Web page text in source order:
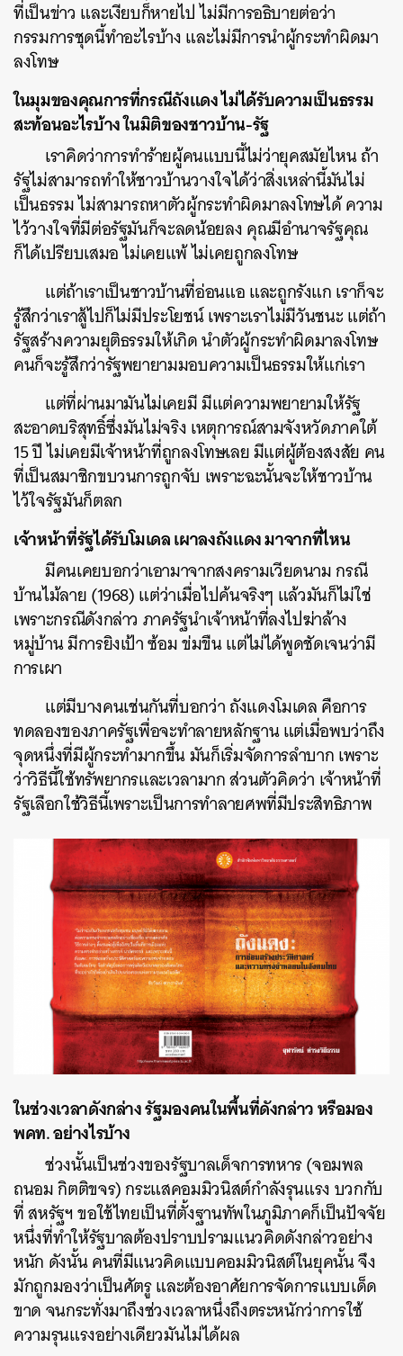
ที่เป็นข่าว และเงียบก็หายไป ไม่มีการอธิบายต่อว่า
กรรมการชุดนี้ทำอะไรบ้าง และไม่มีการนำผู้กระทำผิดมา
ลงโทษ
ในมุมของคุณการที่กรณีถังแดง ไม่ได้รับความเป็นธรรม
สะท้อนอะไรบ้าง ในมิติของชาวบ้าน-รัฐ
เราคิดว่าการทำร้ายผู้คนแบบนี้ไม่ว่ายุคสมัยไหน ถ้า
รัฐไม่สามารถทำให้ชาวบ้านวางใจได้ว่าสิ่งเหล่านี้มันไม่
เป็นธรรม ไม่สามารถหาตัวผู้กระทำผิดมาลงโทษได้ ความ
ไว้วางใจที่มีต่อรัฐมันก็จะลดน้อยลง คุณมีอำนาจรัฐคุณ
ก็ได้เปรียบเสมอ ไม่เคยแพ้ ไม่เคยถูกลงโทษ
แต่ถ้าเราเป็นชาวบ้านที่อ่อนแอ และถูกรังแก เราก็จะ
รู้สึกว่าเราสู้ไปก็ไม่มีประโยชน์ เพราะเราไม่มีวันชนะ แต่ถ้า
รัฐสร้างความยุติธรรมให้เกิด นำตัวผู้กระทำผิดมาลงโทษ
คนก็จะรู้สึกว่ารัฐพยายามมอบความเป็นธรรมให้แก่เรา
แต่ที่ผ่านมามันไม่เคยมี มีแต่ความพยายามให้รัฐ
สะอาดบริสุทธิ์ซึ่งมันไม่จริง เหตุการณ์สามจังหวัดภาคใต้
15 ปี ไม่เคยมีเจ้าหน้าที่ถูกลงโทษเลย มีแต่ผู้ต้องสงสัย คน
ที่เป็นสมาชิกขบวนการถูกจับ เพราะฉะนั้นจะให้ชาวบ้าน
ไว้ใจรัฐมันก็ตลก
เจ้าหน้าที่รัฐได้รับโมเดล เผาลงถังแดง มาจากที่ไหน
มีคนเคยบอกว่าเอามาจากสงครามเวียดนาม กรณี
บ้านไม้ลาย (1968) แต่ว่าเมื่อไปค้นจริงๆ แล้วมันก็ไม่ใช่
เพราะกรณีดังกล่าว ภาครัฐนำเจ้าหน้าที่ลงไปฆ่าล้าง
หมู่บ้าน มีการยิงเป้า ซ้อม ข่มขืน แต่ไม่ได้พูดชัดเจนว่ามี
การเผา
แต่มีบางคนเช่นกันที่บอกว่า ถังแดงโมเดล คือการ
ทดลองของภาครัฐเพื่อจะทำลายหลักฐาน แต่เมื่อพบว่าถึง
จุดหนึ่งที่มีผู้กระทำมากขึ้น มันก็เริ่มจัดการลำบาก เพราะ
ว่าวิธีนี้ใช้ทรัพยากรและเวลามาก ส่วนตัวคิดว่า เจ้าหน้าที่
รัฐเลือกใช้วิธีนี้เพราะเป็นการทำลายศพที่มีประสิทธิภาพ
ในช่วงเวลาดังกล่าง รัฐมองคนในพื้นที่ดังกล่าว หรือมอง
พคท. อย่างไรบ้าง
ช่วงนั้นเป็นช่วงของรัฐบาลเด็จการทหาร (จอมพล
ถนอม กิตติขจร) กระแสคอมมิวนิสต์กำลังรุนแรง บวกกับ
ที่ สหรัฐฯ ขอใช้ไทยเป็นที่ตั้งฐานทัพในภูมิภาคก็เป็นปัจจัย
หนึ่งที่ทำให้รัฐบาลต้องปราบปรามแนวคิดดังกล่าวอย่าง
หนัก ดังนั้น คนที่มีแนวคิดแบบคอมมิวนิสต์ในยุคนั้น จึง
มักถูกมองว่าเป็นศัตรู และต้องอาศัยการจัดการแบบเด็ด
ขาด จนกระทั่งมาถึงช่วงเวลาหนึ่งถึงตระหนักว่าการใช้
ความรุนแรงอย่างเดียวมันไม่ได้ผล